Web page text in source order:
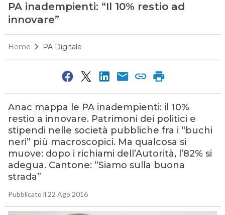
PA inadempienti: “Il 10% restio ad
innovare”
Home PA Digitale
Anac mappa le PA inadempienti: il 10%
restio a innovare. Patrimoni dei politici e
stipendi nelle società pubbliche fra i “buchi
neri” più macroscopici. Ma qualcosa si
muove: dopo i richiami dell’Autorità, l’82% si
adegua. Cantone: “Siamo sulla buona
strada”
Pubblicato il 22 Ago 2016